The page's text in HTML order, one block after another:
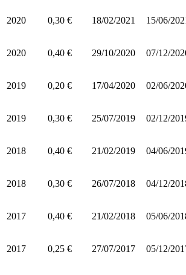
2020 0,30 € 18/02/2021 15/06/
2020 0,40 € 29/10/2020 07/12/
2019 0,20 € 17/04/2020 02/06/
2019 0,30 € 25/07/2019 02/12/
2018 0,40 € 21/02/2019 04/06/
2018 0,30 € 26/07/2018 04/12/
2017 0,40 € 21/02/2018 05/06/
2017 0,25 € 27/07/2017 05/12/